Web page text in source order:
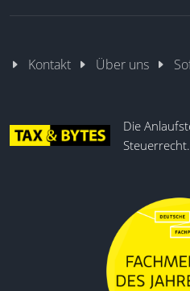
Kontakt Über uns
Die
Steuerrecht.